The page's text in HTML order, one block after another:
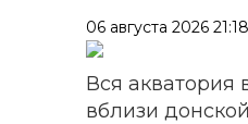
06 августа 2026 21:18
Вся акватория
вблизи